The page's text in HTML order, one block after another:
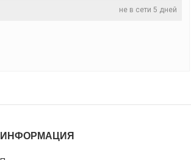
не в сети 5 дней
ИНФОРМАЦИЯ